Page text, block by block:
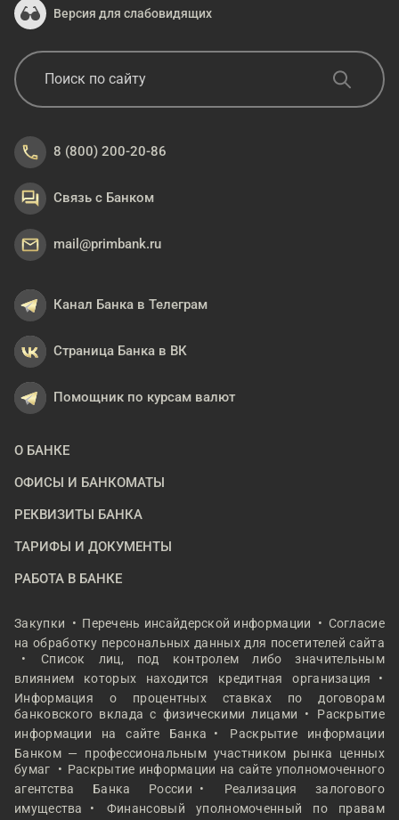
Версия для слабовидящих
8 (800) 200-20-86
Связь с Банком
mail@primbank.ru
Канал Банка в Телеграм
Страница Банка в ВК
Помощник по курсам валют
О БАНКЕ
ОФИСЫ И БАНКОМАТЫ
РЕКВИЗИТЫ БАНКА
ТАРИФЫ И ДОКУМЕНТЫ
РАБОТА В БАНКЕ
Закупки Перечень инсайдерской информации
Согласие
на обработку персональных данных для посетителей сайта
Список лиц, под контролем либо значительным
влиянием которых находится кредитная организация
Информация о процентных ставках по договорам
банковского вклада с физическими лицами
Раскрытие
информации на сайте Банка
Раскрытие информации
Банком — профессиональным участником рынка ценных
бумаг
Раскрытие информации на сайте уполномоченного
агентства Банка России
Реализация залогового
имущества
Финансовый уполномоченный по правам